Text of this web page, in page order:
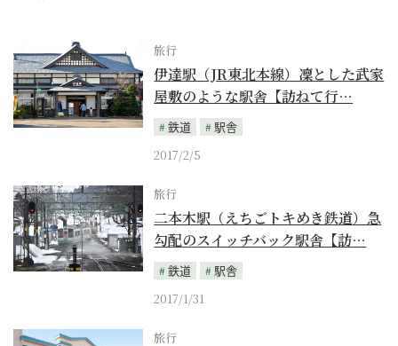
旅行
伊達駅（JR東北本線）凜とした武家
屋敷のような駅舎【訪ねて行…
鉄道
駅舎
2017/2/5
旅行
二本木駅（えちごトキめき鉄道）急
勾配のスイッチバック駅舎【訪…
鉄道
駅舎
2017/1/31
旅行